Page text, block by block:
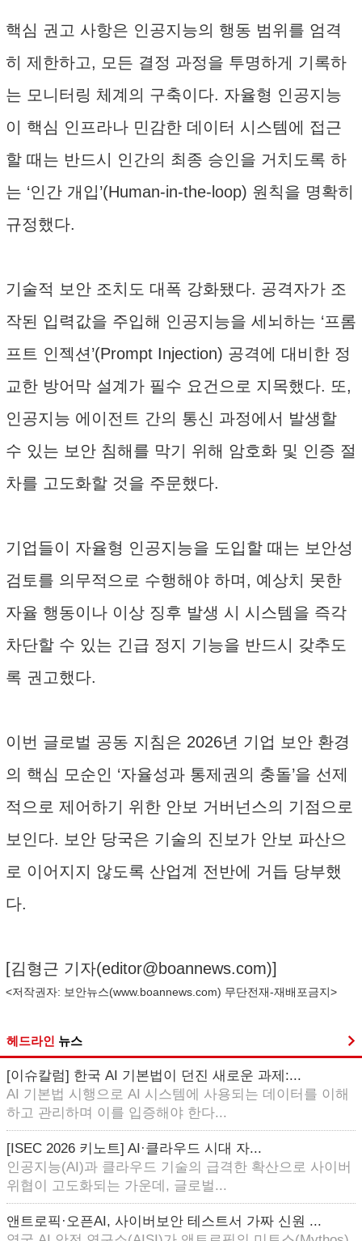
핵심 권고 사항은 인공지능의 행동 범위를 엄격
히 제한하고, 모든 결정 과정을 투명하게 기록하
는 모니터링 체계의 구축이다. 자율형 인공지능
이 핵심 인프라나 민감한 데이터 시스템에 접근
할 때는 반드시 인간의 최종 승인을 거치도록 하
는 ‘인간 개입’(Human-in-the-loop) 원칙을 명확히
규정했다.
기술적 보안 조치도 대폭 강화됐다. 공격자가 조
작된 입력값을 주입해 인공지능을 세뇌하는 ‘프롬
프트 인젝션’(Prompt Injection) 공격에 대비한 정
교한 방어막 설계가 필수 요건으로 지목했다. 또,
인공지능 에이전트 간의 통신 과정에서 발생할
수 있는 보안 침해를 막기 위해 암호화 및 인증 절
차를 고도화할 것을 주문했다.
기업들이 자율형 인공지능을 도입할 때는 보안성
검토를 의무적으로 수행해야 하며, 예상치 못한
자율 행동이나 이상 징후 발생 시 시스템을 즉각
차단할 수 있는 긴급 정지 기능을 반드시 갖추도
록 권고했다.
이번 글로벌 공동 지침은 2026년 기업 보안 환경
의 핵심 모순인 ‘자율성과 통제권의 충돌’을 선제
적으로 제어하기 위한 안보 거버넌스의 기점으로
보인다. 보안 당국은 기술의 진보가 안보 파산으
로 이어지지 않도록 산업계 전반에 거듭 당부했
다.
[김형근 기자(editor@boannews.com)]
<저작권자: 보안뉴스(www.boannews.com) 무단전재-재배포금지>
헤드라인 뉴스
[이슈칼럼] 한국 AI 기본법이 던진 새로운 과제:...
AI 기본법 시행으로 AI 시스템에 사용되는 데이터를 이해
하고 관리하며 이를 입증해야 한다...
[ISEC 2026 키노트] AI·클라우드 시대 자...
인공지능(AI)과 클라우드 기술의 급격한 확산으로 사이버
위협이 고도화되는 가운데, 글로벌...
앤트로픽·오픈AI, 사이버보안 테스트서 가짜 신원 ...